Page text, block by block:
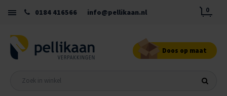
0184 416566 info@pellikaan.nl 0
Doos op maat